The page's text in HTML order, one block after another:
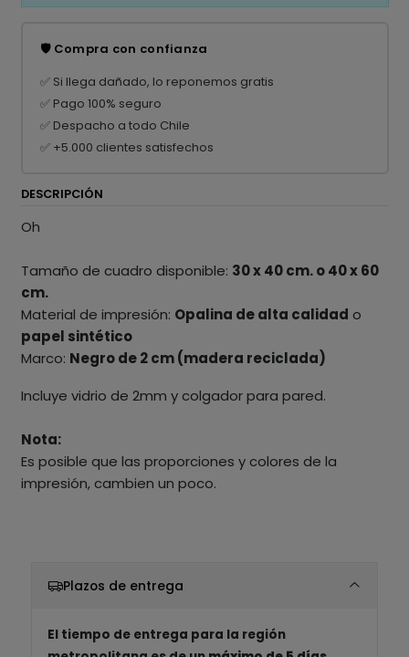
🛡️ Compra con confianza
✅ Si llega dañado, lo reponemos gratis
✅ Pago 100% seguro
✅ Despacho a todo Chile
✅ +5.000 clientes satisfechos
DESCRIPCIÓN
Oh
Tamaño de cuadro disponible: 30 x 40 cm. o 40 x 60
cm.
Material de impresión: Opalina de alta calidad o
papel sintético
Marco: Negro de 2 cm (madera reciclada)
Incluye vidrio de 2mm y colgador para pared.
Nota:
Es posible que las proporciones y colores de la
impresión, cambien un poco.
Plazos de entrega
El tiempo de entrega para la región